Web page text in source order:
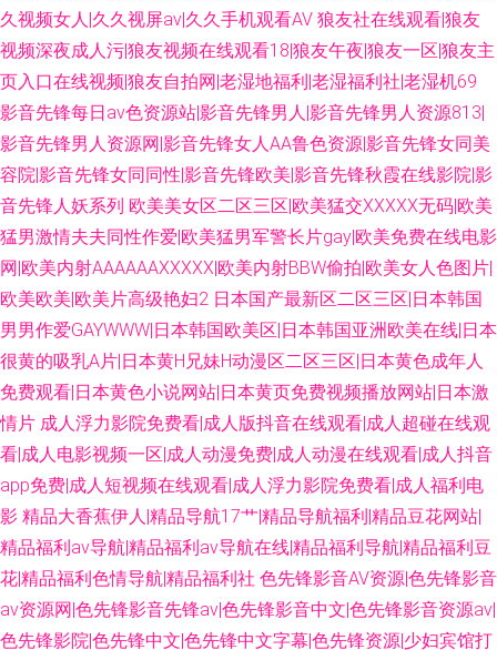
久视频女人|久久视屏av|久久手机观看AV 狼友社在线观看|狼友
视频深夜成人污|狼友视频在线观看18|狼友午夜|狼友一区|狼友主
页入口在线视频|狼友自拍网|老湿地福利|老湿福利社|老湿机69
影音先锋每日av色资源站|影音先锋男人|影音先锋男人资源813|
影音先锋男人资源网|影音先锋女人AA鲁色资源|影音先锋女同美
容院|影音先锋女同同性|影音先锋欧美|影音先锋秋霞在线影院|影
音先锋人妖系列 欧美美女区二区三区|欧美猛交XXXXX无码|欧美
猛男激情夫夫同性作爱|欧美猛男军警长片gay|欧美免费在线电影
网|欧美内射AAAAAAXXXXX|欧美内射BBW偷拍|欧美女人色图片|
欧美欧美|欧美片高级艳妇2 日本国产最新区二区三区|日本韩国
男男作爱GAYWWW|日本韩国欧美区|日本韩国亚洲欧美在线|日本
很黄的吸乳A片|日本黄H兄妹H动漫区二区三区|日本黄色成年人
免费观看|日本黄色小说网站|日本黄页免费视频播放网站|日本激
情片 成人浮力影院免费看|成人版抖音在线观看|成人超碰在线观
看|成人电影视频一区|成人动漫免费|成人动漫在线观看|成人抖音
app免费|成人短视频在线观看|成人浮力影院免费看|成人福利电
影 精品大香蕉伊人|精品导航17艹|精品导航福利|精品豆花网站|
精品福利av导航|精品福利av导航在线|精品福利导航|精品福利豆
花|精品福利色情导航|精品福利社 色先锋影音AV资源|色先锋影音
av资源网|色先锋影音先锋av|色先锋影音中文|色先锋影音资源av|
色先锋影院|色先锋中文|色先锋中文字幕|色先锋资源|少妇宾馆打